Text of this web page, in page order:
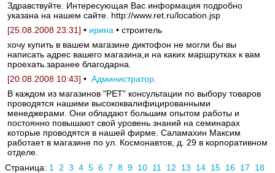
Здравствуйте. Интересующая Вас информация подробно
указана на нашем сайте. http://www.ret.ru/location.jsp
[25.08.2008 23:31] • ирина • строитель
хочу купить в вашем магазине диктофон не могли бы вы
написать адрес вашего магазина,и на каких маршрутках к вам
проехать.заранее благодарна.
[20.08.2008 10:43] • Администратор.
В каждом из магазинов "РЕТ" консультации по выбору товаров
проводятся нашими высококвалифицированными
менеджерами. Они обладают большим опытом работы и
постоянно повышают свой уровень знаний на семинарах
которые проводятся в нашей фирме. Саламахин Максим
работает в магазине по ул. Космонавтов, д. 29 в корпоративном
отделе.
Страница: 1 2 3 4 5 6 7 8 9 10 11 12 13 14 15 16 17
18